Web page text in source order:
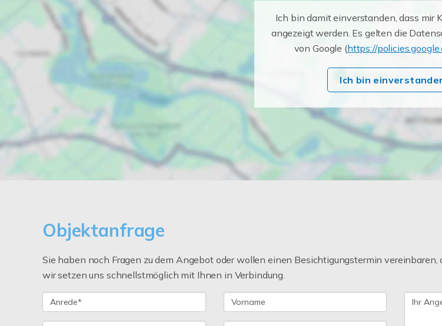
Ich bin damit einverstanden, dass mir
angezeigt werden. Es gelten die
von Google (https://
Ich bin
Objektanfrage
Sie haben noch Fragen zu dem Angebot oder wollen einen Besichtigungstermin
wir setzen uns schnellstmöglich mit Ihnen in Verbindung.